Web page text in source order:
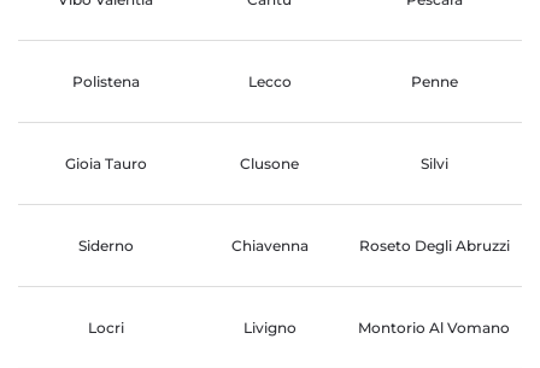
Polistena Lecco Penne
Gioia Tauro Clusone Silvi
Siderno Chiavenna Roseto Degli Abruzzi
Locri Livigno Montorio Al Vomano